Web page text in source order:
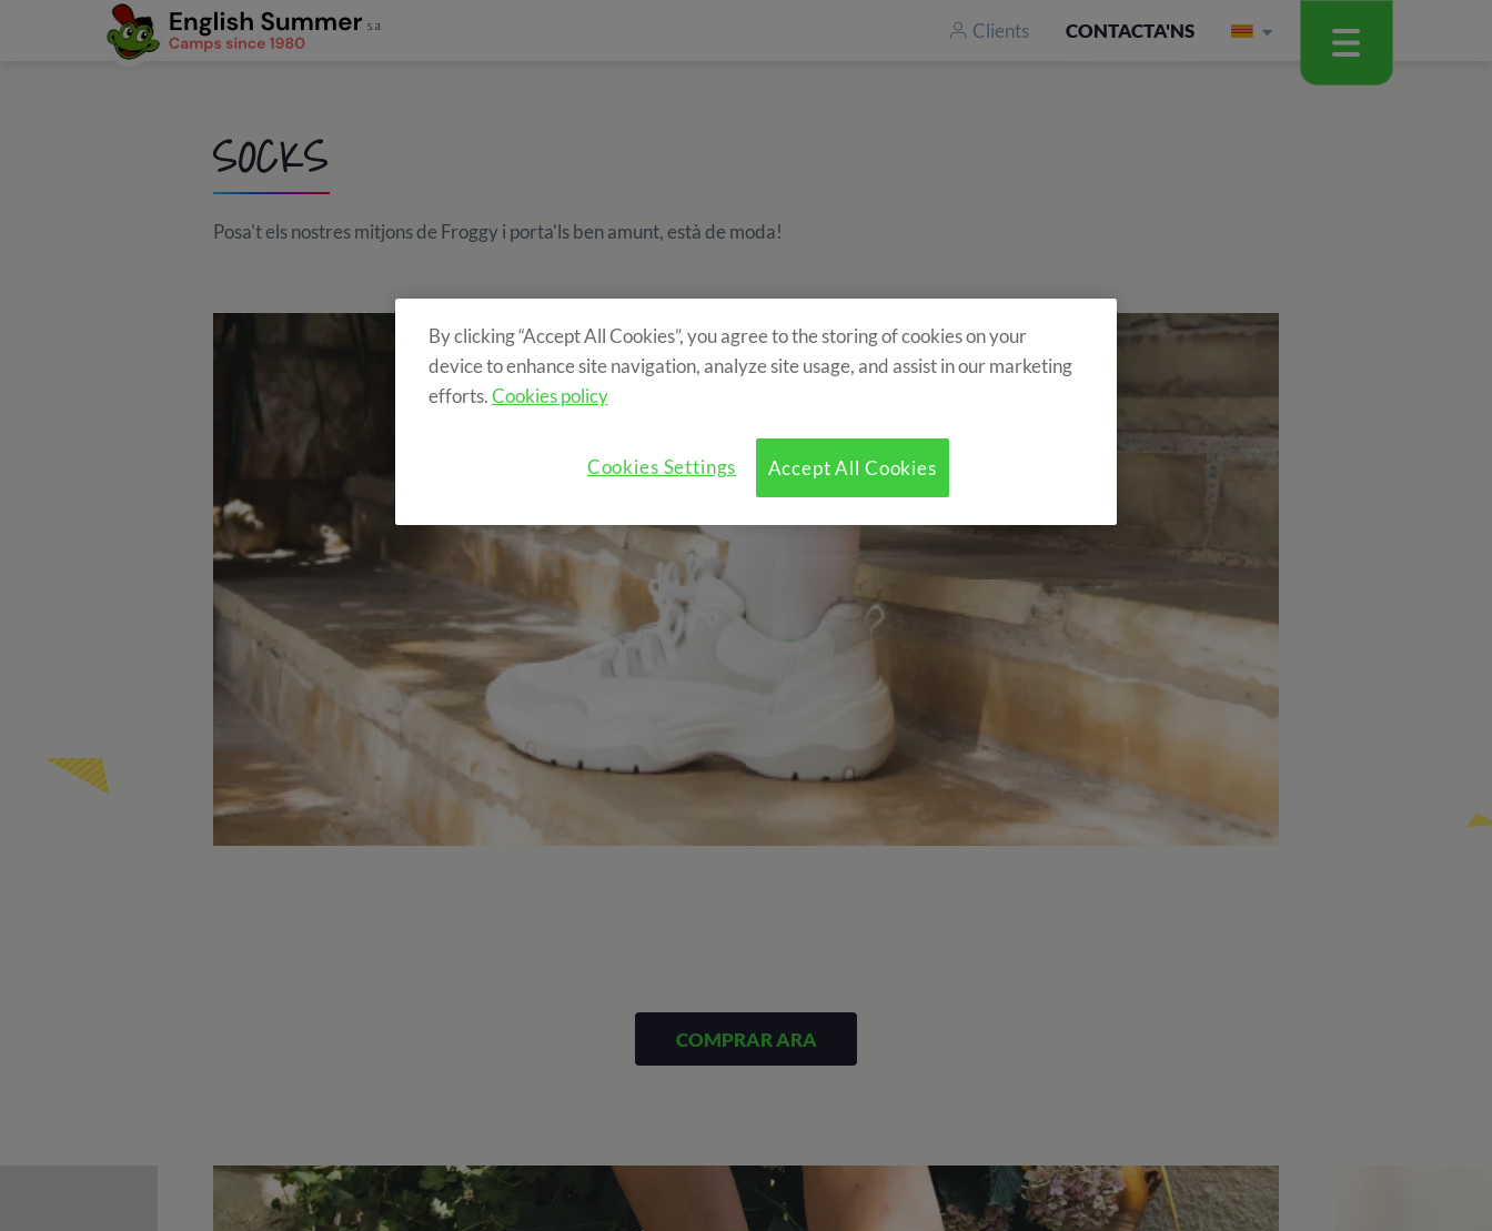
Clients CONTACTA'NS
SOCKS
Posa't els nostres mitjons de Froggy i porta'ls ben amunt, està de moda!
COMPRAR ARA
By clicking “Accept All Cookies”, you agree to the storing of cookies on your
device to enhance site navigation, analyze site usage, and assist in our marketing
efforts.Cookies policy
Accept All Cookies
Cookies Settings